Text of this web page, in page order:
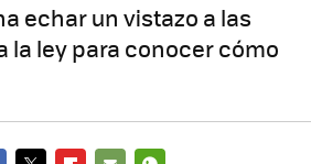
echar un vistazo a las
la ley para conocer cómo